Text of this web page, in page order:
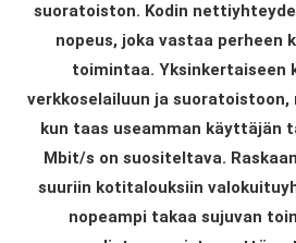
suoratoiston. Kodin
nopeus, joka vastaa perheen
toimintaa. Yksinkertaiseen
verkkoselailuun ja
kun taas useamman käyttäjän
Mbit/s on suositeltava.
suuriin kotitalouksiin
nopeampi takaa sujuvan